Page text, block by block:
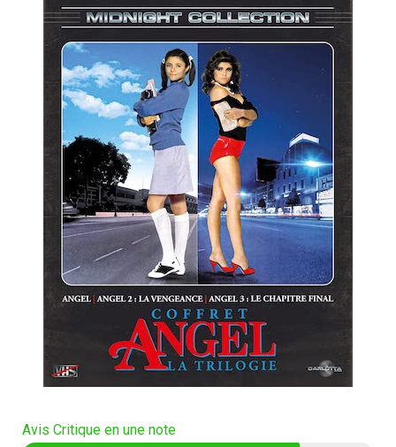
Avis Critique en une note